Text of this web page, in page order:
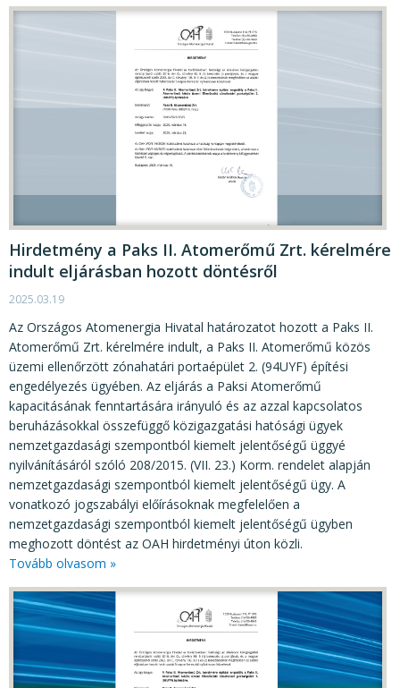
Hirdetmény a Paks II. Atomerőmű Zrt. kérelmére
indult eljárásban hozott döntésről
2025.03.19
Az Országos Atomenergia Hivatal határozatot hozott a Paks II.
Atomerőmű Zrt. kérelmére indult, a Paks II. Atomerőmű közös
üzemi ellenőrzött zónahatári portaépület 2. (94UYF) építési
engedélyezés ügyében. Az eljárás a Paksi Atomerőmű
kapacitásának fenntartására irányuló és az azzal kapcsolatos
beruházásokkal összefüggő közigazgatási hatósági ügyek
nemzetgazdasági szempontból kiemelt jelentőségű üggyé
nyilvánításáról szóló 208/2015. (VII. 23.) Korm. rendelet alapján
nemzetgazdasági szempontból kiemelt jelentőségű ügy. A
vonatkozó jogszabályi előírásoknak megfelelően a
nemzetgazdasági szempontból kiemelt jelentőségű ügyben
meghozott döntést az OAH hirdetményi úton közli.
Tovább olvasom »